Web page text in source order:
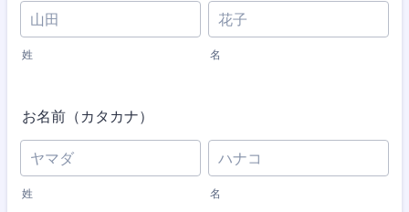
姓 名
お名前（カタカナ）
姓 名